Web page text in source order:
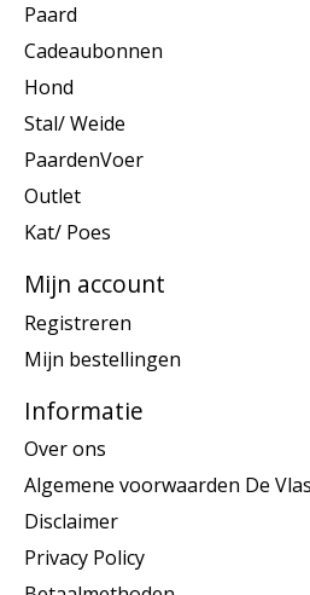
Paard
Cadeaubonnen
Hond
Stal/ Weide
PaardenVoer
Outlet
Kat/ Poes
Mijn account
Registreren
Mijn bestellingen
Informatie
Over ons
Algemene voorwaarden De
Disclaimer
Privacy Policy